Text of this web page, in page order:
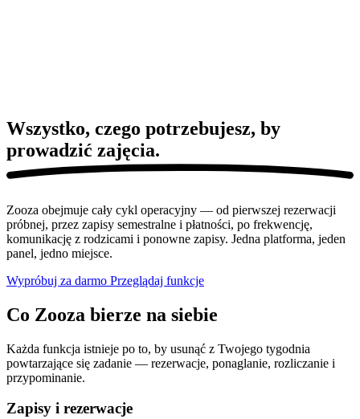
Wszystko, czego potrzebujesz, by
prowadzić zajęcia.
Zooza obejmuje cały cykl operacyjny — od pierwszej rezerwacji
próbnej, przez zapisy semestralne i płatności, po frekwencję,
komunikację z rodzicami i ponowne zapisy. Jedna platforma, jeden
panel, jedno miejsce.
Wypróbuj za darmo Przeglądaj funkcje
Co Zooza bierze na siebie
Każda funkcja istnieje po to, by usunąć z Twojego tygodnia
powtarzające się zadanie — rezerwacje, ponaglanie, rozliczanie i
przypominanie.
Zapisy i rezerwacje